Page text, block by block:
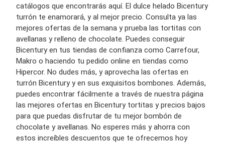
catálogos que encontrarás aquí. El dulce helado Bicentury
turrón te enamorará, y al mejor precio. Consulta ya las
mejores ofertas de la semana y prueba las tortitas con
avellanas y relleno de chocolate. Puedes conseguir
Bicentury en tus tiendas de confianza como Carrefour,
Makro o haciendo tu pedido online en tiendas como
Hipercor. No dudes más, y aprovecha las ofertas en
turrón Bicentury y en sus exquisitos bombones. Además,
puedes encontrar fácilmente a través de nuestra página
las mejores ofertas en Bicentury tortitas y precios bajos
para que puedas disfrutar de tu mejor bombón de
chocolate y avellanas. No esperes más y ahorra con
estos increíbles descuentos que te ofrecemos hoy